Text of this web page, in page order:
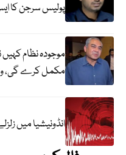
پولیس سرجن کا
موجودہ نظام
مکمل کرے گی،
انڈونیشیا میں